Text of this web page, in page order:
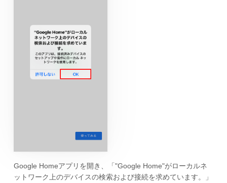
Google Homeアプリを開き、「"Google Home"がローカルネ
ットワーク上のデバイスの検索および接続を求めています。」